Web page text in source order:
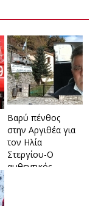
Βαρύ πένθος
στην Αργιθέα για
τον Ηλία
Στεργίου-Ο
αυθεντικός